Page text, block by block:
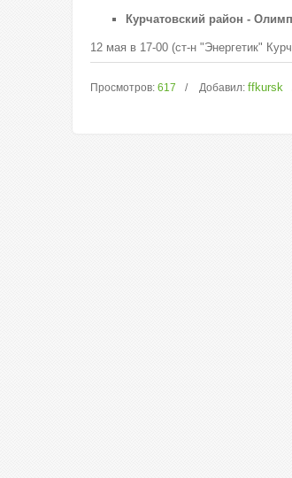
Курчатовский район -
12 мая в 17-00 (ст-н "Энергетик"
Просмотров: 617 Добавил: ffkursk